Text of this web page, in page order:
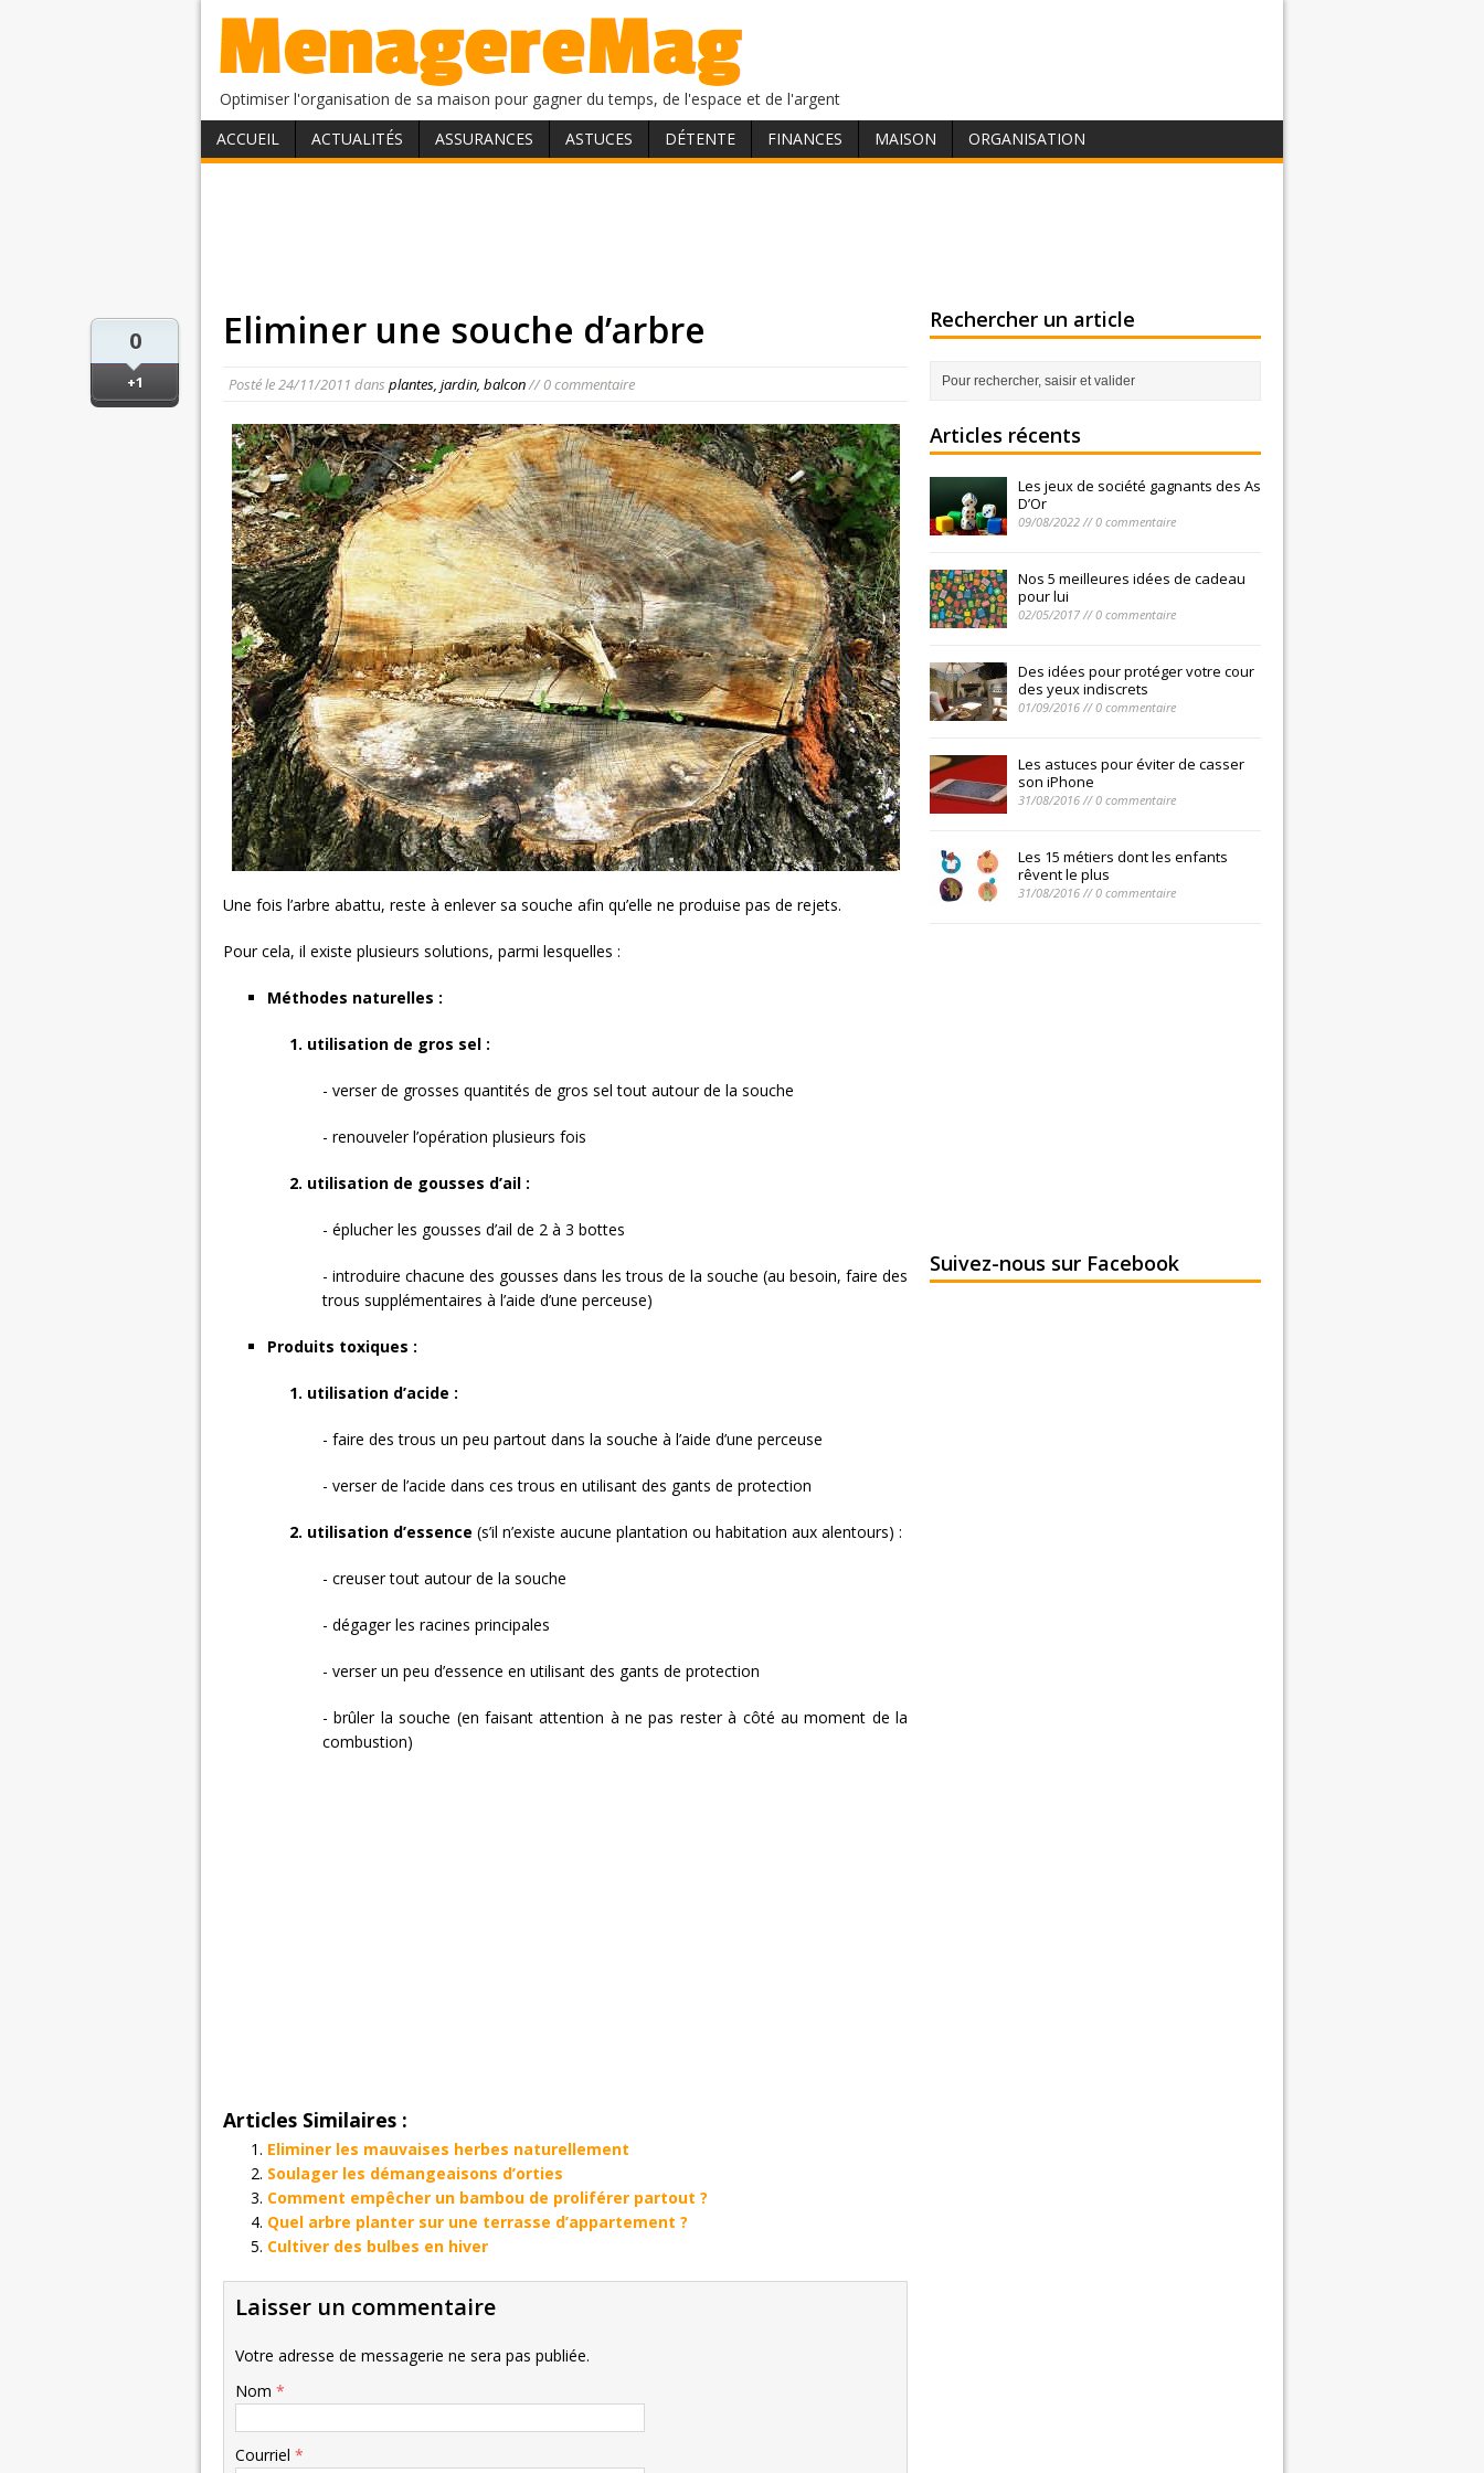
Optimiser l'organisation de sa maison pour gagner du temps, de l'espace et de l'argent
ACCUEIL
ACTUALITÉS ASSURANCES ASTUCES DÉTENTE FINANCES MAISON ORGANISATION
0
+1
Eliminer une souche d’arbre
Posté le24/11/2011 dans plantes, jardin, balcon// 0 commentaire
Une fois l’arbre abattu, reste à enlever sa souche afin qu’elle ne produise pas de rejets.
Pour cela, il existe plusieurs solutions, parmi lesquelles :
Méthodes naturelles :
1. utilisation de gros sel :
- verser de grosses quantités de gros sel tout autour de la souche
- renouveler l’opération plusieurs fois
2. utilisation de gousses d’ail :
- éplucher les gousses d’ail de 2 à 3 bottes
- introduire chacune des gousses dans les trous de la souche (au besoin, faire des
trous supplémentaires à l’aide d’une perceuse)
Produits toxiques :
1. utilisation d’acide :
- faire des trous un peu partout dans la souche à l’aide d’une perceuse
- verser de l’acide dans ces trous en utilisant des gants de protection
2. utilisation d’essence (s’il n’existe aucune plantation ou habitation aux alentours) :
- creuser tout autour de la souche
- dégager les racines principales
- verser un peu d’essence en utilisant des gants de protection
- brûler la souche (en faisant attention à ne pas rester à côté au moment de la
combustion)
Articles Similaires :
Eliminer les mauvaises herbes naturellement
Soulager les démangeaisons d’orties
Comment empêcher un bambou de proliférer partout ?
Quel arbre planter sur une terrasse d’appartement ?
Cultiver des bulbes en hiver
Laisser un commentaire
Votre adresse de messagerie ne sera pas publiée.
Nom *
Courriel *
Rechercher un article
Articles récents
Les jeux de société gagnants des As
D’Or
09/08/2022 // 0 commentaire
Nos 5 meilleures idées de cadeau
pour lui
02/05/2017 // 0 commentaire
Des idées pour protéger votre cour
des yeux indiscrets
01/09/2016 // 0 commentaire
Les astuces pour éviter de casser
son iPhone
31/08/2016 // 0 commentaire
Les 15 métiers dont les enfants
rêvent le plus
31/08/2016 // 0 commentaire
Suivez-nous sur Facebook